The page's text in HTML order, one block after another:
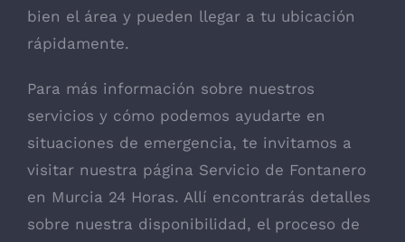
bien el área y pueden llegar a tu ubicación
rápidamente.
Para más información sobre nuestros
servicios y cómo podemos ayudarte en
situaciones de emergencia, te invitamos a
visitar nuestra página Servicio de Fontanero
en Murcia 24 Horas. Allí encontrarás detalles
sobre nuestra disponibilidad, el proceso de